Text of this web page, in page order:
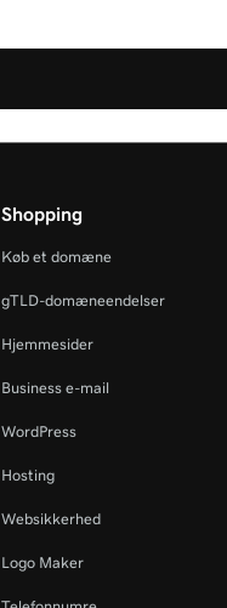
Shopping
Køb et domæne
gTLD-domæneendelser
Hjemmesider
Business e-mail
WordPress
Hosting
Websikkerhed
Logo Maker